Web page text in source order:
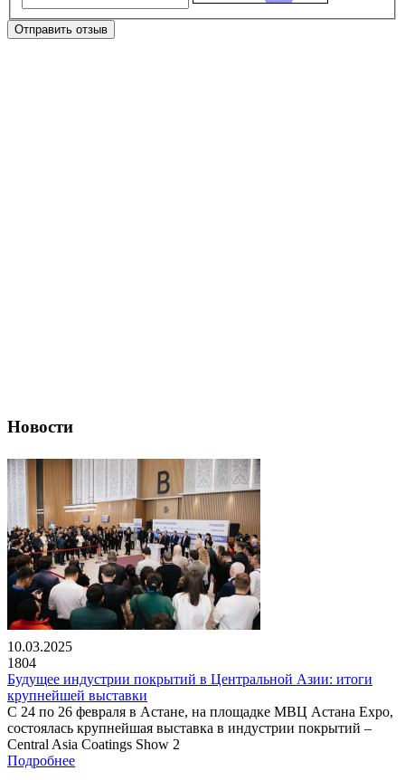
Отправить отзыв
Новости
10.03.2025
1804
Будущее индустрии покрытий в Центральной Азии: итоги
крупнейшей выставки
С 24 по 26 февраля в Астане, на площадке МВЦ Астана Expo,
состоялась крупнейшая выставка в индустрии покрытий –
Central Asia Coatings Show 2
Подробнее